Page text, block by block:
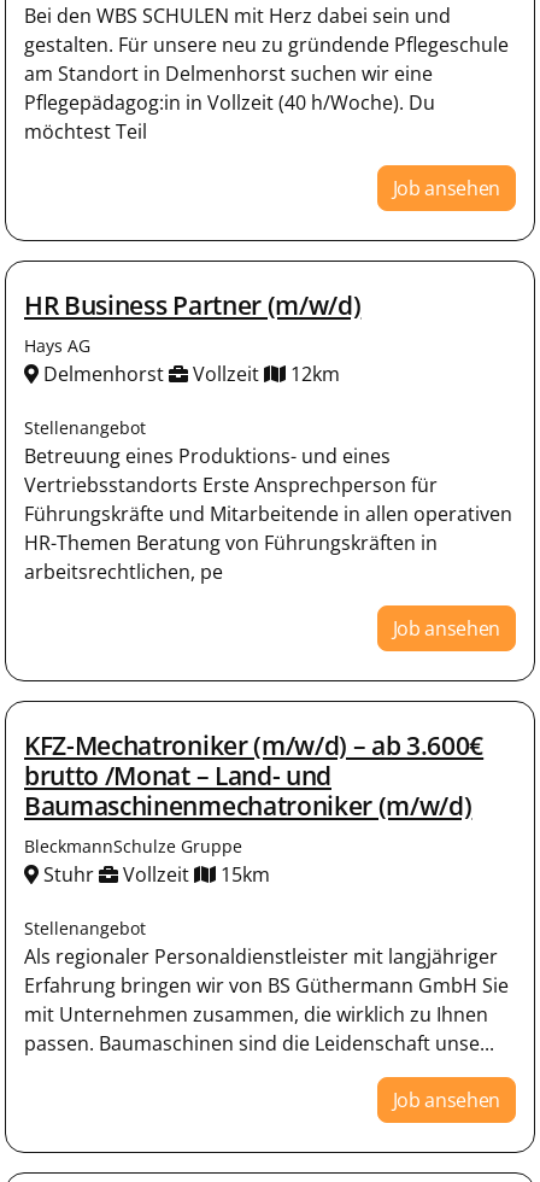
Bei den WBS SCHULEN mit Herz dabei sein und
gestalten. Für unsere neu zu gründende Pflegeschule
am Standort in Delmenhorst suchen wir eine
Pflegepädagog:in in Vollzeit (40 h/Woche). Du
möchtest Teil
Job ansehen
HR Business Partner (m/w/d)
Hays AG
Delmenhorst Vollzeit 12km
Stellenangebot
Betreuung eines Produktions- und eines
Vertriebsstandorts Erste Ansprechperson für
Führungskräfte und Mitarbeitende in allen operativen
HR-Themen Beratung von Führungskräften in
arbeitsrechtlichen, pe
Job ansehen
KFZ-Mechatroniker (m/w/d) – ab 3.600€
brutto /Monat – Land- und
Baumaschinenmechatroniker (m/w/d)
BleckmannSchulze Gruppe
Stuhr Vollzeit 15km
Stellenangebot
Als regionaler Personaldienstleister mit langjähriger
Erfahrung bringen wir von BS Güthermann GmbH Sie
mit Unternehmen zusammen, die wirklich zu Ihnen
passen. Baumaschinen sind die Leidenschaft unse...
Job ansehen